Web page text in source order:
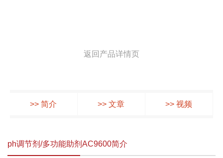
返回产品详情页
>> 简介 >> 文章 >> 视频
ph调节剂/多功能助剂AC9600简介